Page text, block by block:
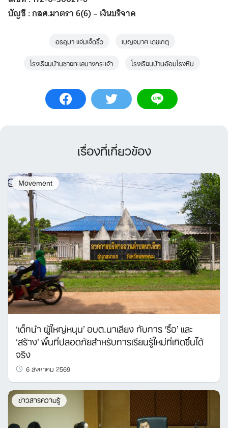
Search
for:
บัญชี : กสศ.มาตรา 6(6) – เงินบริจาค
อรอุมา แจ่มเจ็ดริ้ว
เบญจมาศ เดชเกตุ
โรงเรียนบ้านชายทะเลบางกระเจ้า
โรงเรียนบ้านอ้อมโรงหีบ
เรื่องที่เกี่ยวข้อง
Movement
‘เด็กนำ ผู้ใหญ่หนุน’ อบต.นาเลียง กับการ ‘รื้อ’ และ
‘สร้าง’ พื้นที่ปลอดภัยสำหรับการเรียนรู้ใหม่ที่เกิดขึ้นได้
จริง
6 สิงหาคม 2569
ข่าวสารความรู้